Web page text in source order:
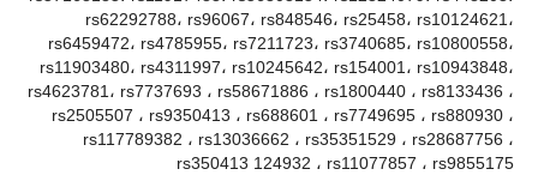
rs62292788، rs96067، rs848546، rs25458، rs10124621،
rs6459472، rs4785955، rs7211723، rs3740685، rs10800558،
rs11903480، rs4311997، rs10245642، rs154001، rs10943848،
rs4623781، rs7737693 ، rs58671886 ، rs1800440 ، rs8133436 ،
rs2505507 ، rs9350413 ، rs688601 ، rs7749695 ، rs880930 ،
rs117789382 ، rs13036662 ، rs35351529 ، rs28687756 ،
rs350413 124932 ، rs11077857 ، rs9855175